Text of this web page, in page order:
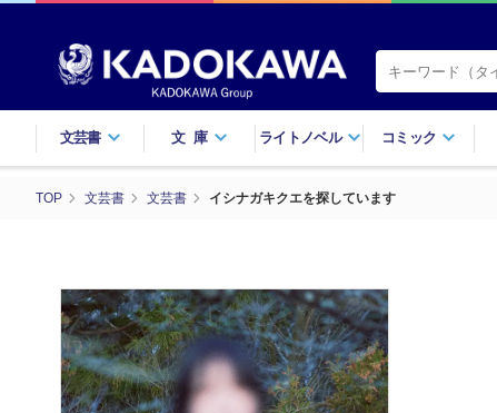
文芸書 文庫 ライトノベル コミック
TOP 文芸書 文芸書 イシナガキクエを探しています